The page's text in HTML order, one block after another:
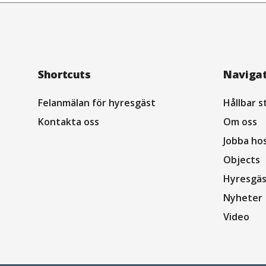
Footer
Navigation
Shortcuts
Felanmälan för hyresgäst
Kontakta oss
Hållbar
Om oss
Jobba
Objects
Nyheter
Video